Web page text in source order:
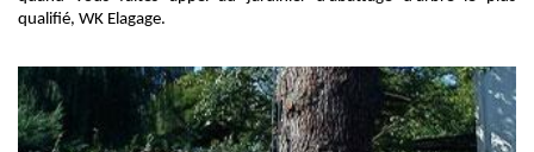
qualifié, WK Elagage.